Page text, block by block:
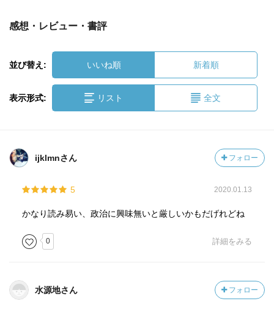
感想・レビュー・書評
並び替え: いいね順 新着順
表示形式: リスト 全文
ijklmnさん フォロー
5 2020.01.13
かなり読み易い、政治に興味無いと厳しいかもだげれどね
0 詳細をみる
水源地さん フォロー